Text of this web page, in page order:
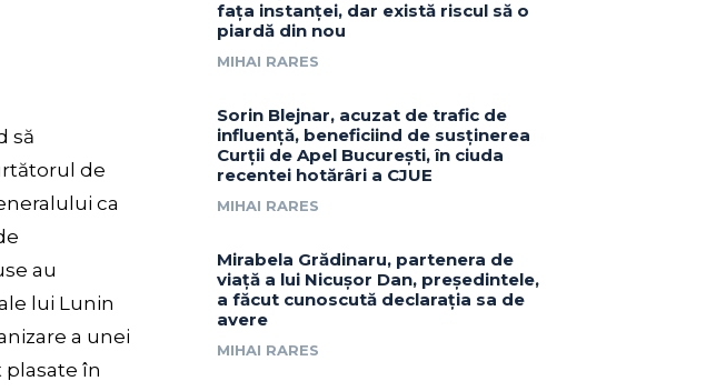
să
de
ca
au
lui Lunin
a unei
plasate în
fața instanței, dar există riscul să o
piardă din nou
MIHAI RARES
Sorin Blejnar, acuzat de trafic de
influență, beneficiind de susținerea
Curții de Apel București, în ciuda
recentei hotărâri a CJUE
MIHAI RARES
Mirabela Grădinaru, partenera de
viață a lui Nicușor Dan, președintele,
a făcut cunoscută declarația sa de
avere
MIHAI RARES